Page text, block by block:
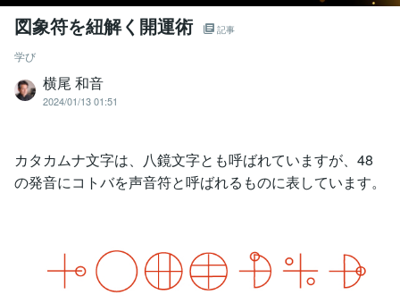
図象符を紐解く開運術 記事
学び
横尾 和音
2024/01/13 01:51
カタカムナ文字は、八鏡文字とも呼ばれていますが、48
の発音にコトバを声音符と呼ばれるものに表しています。